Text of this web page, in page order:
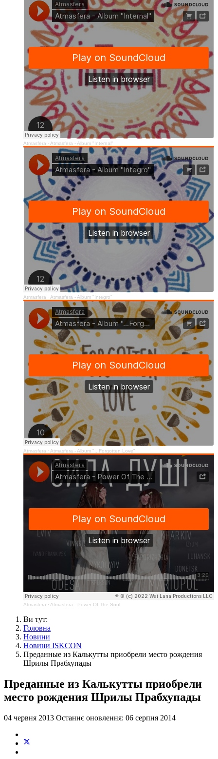
Atmasfera · Atmasfera - Album "Internal"
Atmasfera · Atmasfera - Album "Integro"
Atmasfera · Atmasfera - Album "...Forgotten Love"
Atmasfera · Atmasfera - Power Of The Soul
Ви тут:
Головна
Новини
Новини ISKCON
Преданные из Калькутты приобрели место рождения
Шрилы Прабхупады
Преданные из Калькутты приобрели
место рождения Шрилы Прабхупады
04 червня 2013 Останнє оновлення: 06 серпня 2014